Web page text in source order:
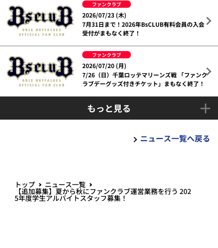
ファンクラブ
2026/07/23 (木)
7月31日まで！2026年BsCLUB有料会員の入会
受付がまもなく終了！
ファンクラブ
2026/07/20 (月)
7/26（日）千葉ロッテマリーンズ戦 「ファンク
ラブデーグッズ付きチケット」まもなく終了！
もっと見る
ニュース一覧へ戻る
トップ ニュース一覧
【追加募集】夏から秋にファンクラブ運営業務を行う 202
5年度学生アルバイトスタッフ募集！